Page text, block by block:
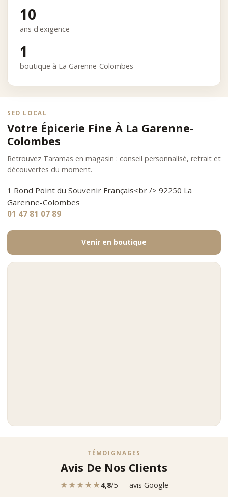
10
ans d'exigence
1
boutique à La Garenne-Colombes
SEO LOCAL
Votre Épicerie Fine À La Garenne-
Colombes
Retrouvez Taramas en magasin : conseil personnalisé, retrait et
découvertes du moment.
1 Rond Point du Souvenir Français<br /> 92250 La
Garenne-Colombes
01 47 81 07 89
Venir en boutique
TÉMOIGNAGES
Avis De Nos Clients
★★★★★4,8/5 — avis Google